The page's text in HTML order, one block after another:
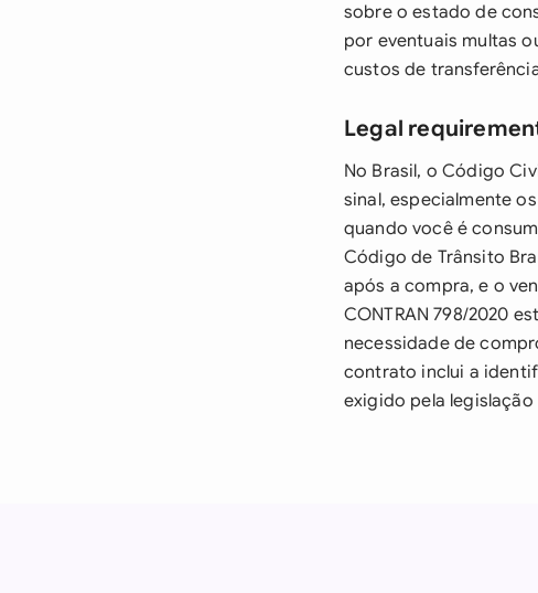
sobre o estado de
por eventuais multas
custos de
Legal
No Brasil, o Código
sinal, especialmente
quando você é
Código de Trânsito
após a compra, e o
CONTRAN 798/2020
necessidade de
contrato inclui a
exigido pela legislação